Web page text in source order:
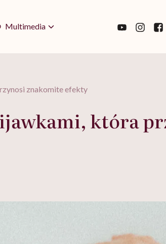
Multimedia
znakomite efekty
która